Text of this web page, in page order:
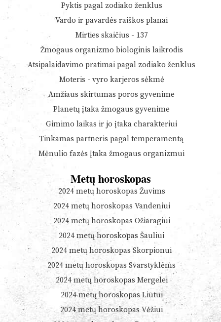
Pyktis pagal zodiako ženklus
Vardo ir pavardės raiškos planai
Mirties skaičius - 137
Žmogaus organizmo biologinis laikrodis
Atsipalaidavimo pratimai pagal zodiako ženklus
Moteris - vyro karjeros sėkmė
Amžiaus skirtumas poros gyvenime
Planetų įtaka žmogaus gyvenime
Gimimo laikas ir jo įtaka charakteriui
Tinkamas partneris pagal temperamentą
Mėnulio fazės įtaka žmogaus organizmui
Metų horoskopas
2024 metų horoskopas Žuvims
2024 metų horoskopas Vandeniui
2024 metų horoskopas Ožiaragiui
2024 metų horoskopas Šauliui
2024 metų horoskopas Skorpionui
2024 metų horoskopas Svarstyklėms
2024 metų horoskopas Mergelei
2024 metų horoskopas Liūtui
2024 metų horoskopas Vėžiui